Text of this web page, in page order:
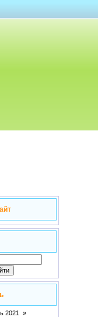
2021
»